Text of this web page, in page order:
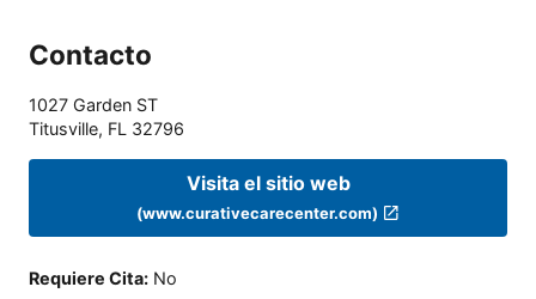
Contacto
1027 Garden ST
Titusville, FL 32796
Visita el sitio web
(www.curativecarecenter.com)
Requiere Cita: No